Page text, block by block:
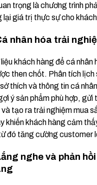
trọng là chương trình
lại giá trị thực sự cho
nhân hóa trải
khách hàng để cá
then chốt. Phân tích lịch
thích và thông tin cá
ý sản phẩm phù hợp, gửi
và tạo ra trải nghiệm mua
khiến khách hàng cảm
đó tăng cường customer
nghe và phản